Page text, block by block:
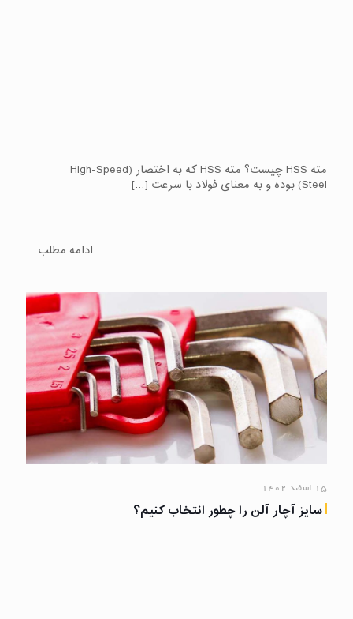
مته HSS چیست؟ مته HSS که به اختصار (High-Speed
Steel) بوده و به معنای فولاد با سرعت
[…]
ادامه مطلب
۱۵ اسفند ۱۴۰۲
سایز آچار آلن را چطور انتخاب کنیم؟